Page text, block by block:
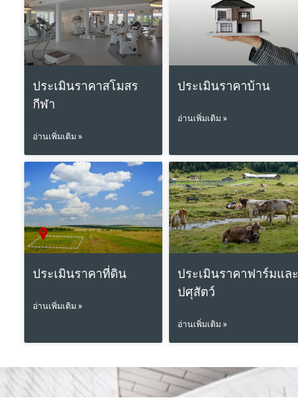
ประเมินราคาสโมสร
กีฬา
อ่านเพิ่มเติม »
ประเมินราคาบ้าน
อ่านเพิ่มเติม »
ประเมินราคาที่ดิน
อ่านเพิ่มเติม »
ประเมินราคาฟาร์มและ
ปศุสัตว์
อ่านเพิ่มเติม »